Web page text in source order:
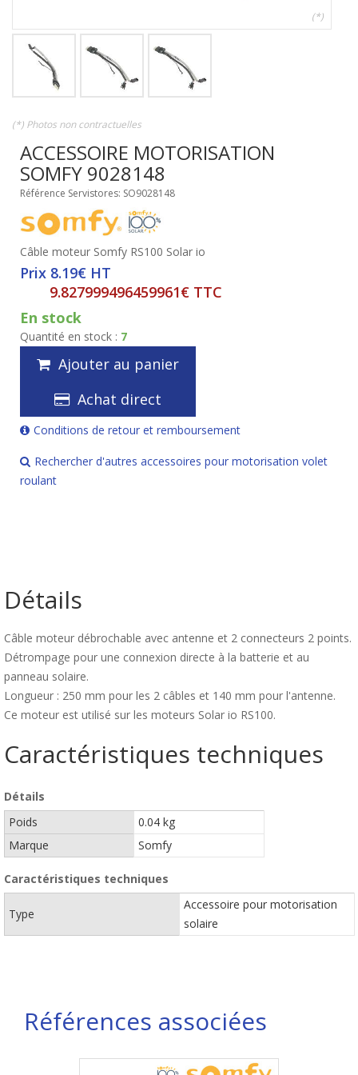
(*)
(*) Photos non contractuelles
ACCESSOIRE MOTORISATION
SOMFY 9028148
Référence Servistores: SO9028148
Câble moteur Somfy RS100 Solar io
Prix 8.19€ HT
9.827999496459961€ TTC
En stock
Quantité en stock : 7
Ajouter au panier
Achat direct
Conditions de retour et remboursement
Rechercher d'autres accessoires pour motorisation volet
roulant
Détails
Câble moteur débrochable avec antenne et 2 connecteurs 2 points.
Détrompage pour une connexion directe à la batterie et au
panneau solaire.
Longueur : 250 mm pour les 2 câbles et 140 mm pour l'antenne.
Ce moteur est utilisé sur les moteurs Solar io RS100.
Caractéristiques techniques
Détails
Poids
0.04 kg
Marque
Somfy
Caractéristiques techniques
Type
Accessoire pour motorisation
solaire
Références associées